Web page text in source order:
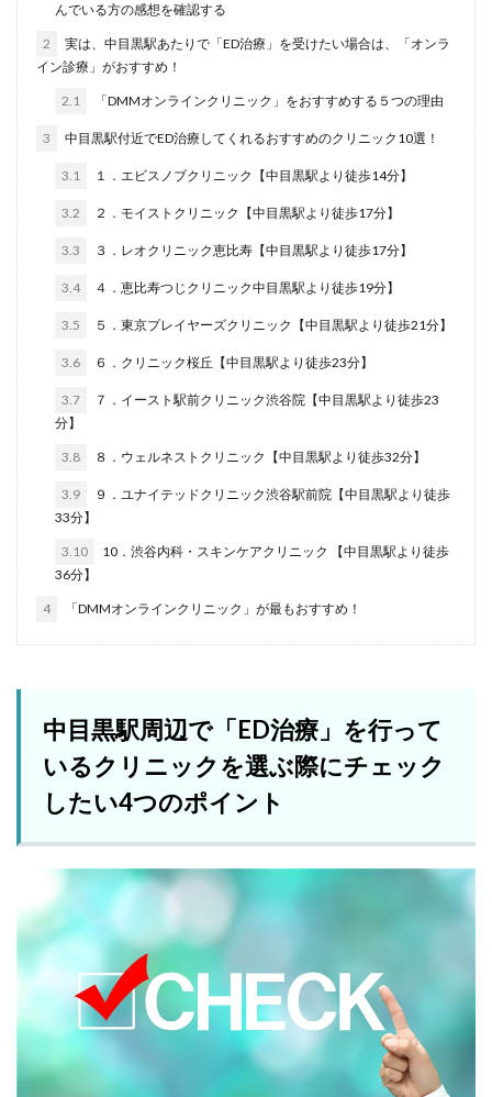
んでいる方の感想を確認する
2
実は、中目黒駅あたりで「ED治療」を受けたい場合は、「オンラ
イン診療」がおすすめ！
2.1 「DMMオンラインクリニック」をおすすめする５つの理由
3 中目黒駅付近でED治療してくれるおすすめのクリニック10選！
3.1 １．エビスノブクリニック【中目黒駅より徒歩14分】
3.2 ２．モイストクリニック【中目黒駅より徒歩17分】
3.3 ３．レオクリニック恵比寿【中目黒駅より徒歩17分】
3.4 ４．恵比寿つじクリニック中目黒駅より徒歩19分】
3.5 ５．東京プレイヤーズクリニック【中目黒駅より徒歩21分】
3.6 ６．クリニック桜丘【中目黒駅より徒歩23分】
3.7
７．イースト駅前クリニック渋谷院【中目黒駅より徒歩23
分】
3.8 ８．ウェルネストクリニック【中目黒駅より徒歩32分】
3.9
９．ユナイテッドクリニック渋谷駅前院【中目黒駅より徒歩
33分】
3.10
10．渋谷内科・スキンケアクリニック 【中目黒駅より徒歩
36分】
4 「DMMオンラインクリニック」が最もおすすめ！
中目黒駅周辺で「ED治療」を行って
いるクリニックを選ぶ際にチェック
したい4つのポイント